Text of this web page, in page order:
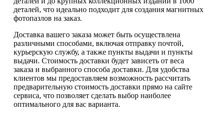
деталей, что идеально подходит для создания магнитных
фотопазлов на заказ.
Доставка вашего заказа может быть осуществлена
различными способами, включая отправку почтой,
курьерскую службу, а также пункты выдачи и пункты
выдачи. Стоимость доставки будет зависеть от веса
заказа и выбранного способа доставки. Для удобства
клиентов мы предоставляем возможность рассчитать
предварительную стоимость доставки прямо на сайте
сервиса, что позволяет сделать выбор наиболее
оптимального для вас варианта.